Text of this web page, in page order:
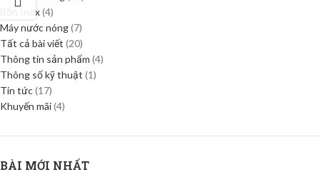
Bồn Inox(4)
Máy nước nóng(7)
Tất cả bài viết (20)
Thông tin sản phẩm (4)
Thông số kỹ thuật (1)
Tin tức(17)
Khuyến mãi(4)
BÀI MỚI NHẤT